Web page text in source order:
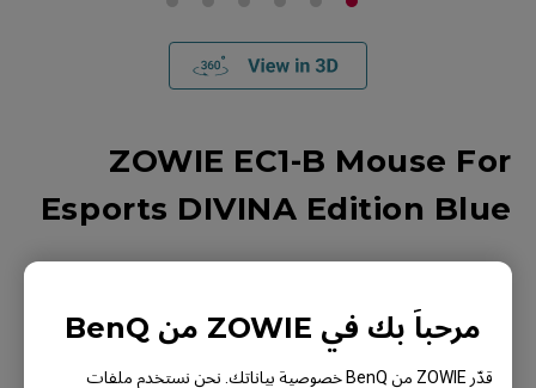
مرحباً بك في ZOWIE من BenQ
قدّر ZOWIE من BenQ خصوصية بياناتك. نحن نستخدم ملفات
ZOWIE EC1-B Mouse For
Esports DIVINA Edition Blue
Driverless; plug and play
3360 sensor